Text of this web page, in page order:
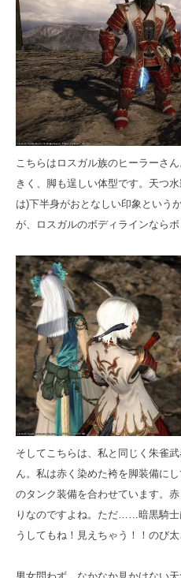
こちらはロスガル族のヒーラーさ
きく、脚も逞しい体型です。天つ
は)下半身がおとなしい印象という
が、ロスガルのボディラインなら
そしてこちらは、私と同じく朱雀
ん。私は赤く染めた袴を脚装備に
のタンク装備を合わせています。
りなのですよね。ただ……暗黒騎
うしてもね！見えちゃう！！のび